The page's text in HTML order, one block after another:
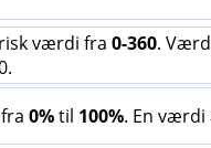
værdi fra0-360.
fra0%til 100%. En